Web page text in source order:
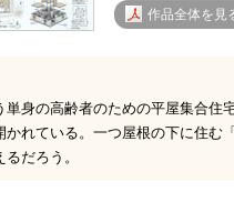
作品全体を見
単身の高齢者のための平屋集合
かれている。一つ屋根の下に住
だろう。